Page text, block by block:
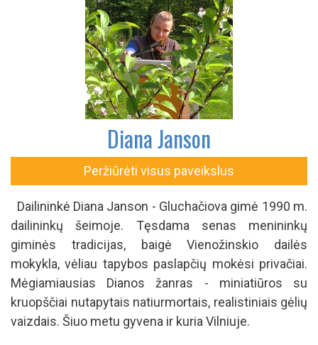
Diana Janson
Peržiūrėti visus paveikslus
Dailininkė Diana Janson - Gluchačiova gimė 1990 m.
dailininkų šeimoje. Tęsdama senas menininkų
giminės tradicijas, baigė Vienožinskio dailės
mokykla, vėliau tapybos paslapčių mokėsi privačiai.
Mėgiamiausias Dianos žanras - miniatiūros su
kruopščiai nutapytais natiurmortais, realistiniais gėlių
vaizdais. Šiuo metu gyvena ir kuria Vilniuje.